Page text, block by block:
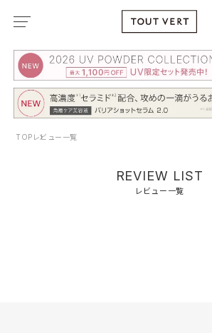
TOP レビュー一覧
REVIEW LIST
レビュー一覧